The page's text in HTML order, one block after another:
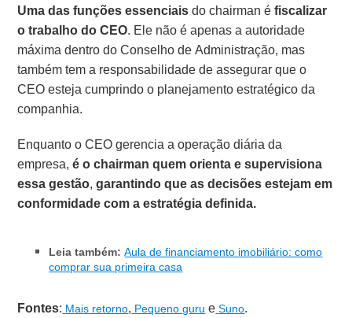
Uma das funções essenciaisdo chairman éfiscalizar
o trabalho do CEO. Ele não é apenas a autoridade
máxima dentro do Conselho de Administração, mas
também tem a responsabilidade de assegurar que o
CEO esteja cumprindo o planejamento estratégico da
companhia.
Enquanto o CEO gerencia a operação diária da
empresa,é o chairman quem orienta e supervisiona
essa gestão,garantindo que as decisões estejam em
conformidade com a estratégia definida.
Leia também:Aula de financiamento imobiliário: como
comprar sua primeira casa
Fontes: Mais retorno, Pequeno guru e Suno.